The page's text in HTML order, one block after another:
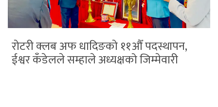
रोटरी क्लब अफ धादिङको ११औँ पदस्थापन,
ईश्वर कँडेलले सम्हाले अध्यक्षको जिम्मेवारी